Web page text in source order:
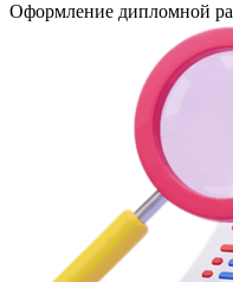
Оформление дипломной